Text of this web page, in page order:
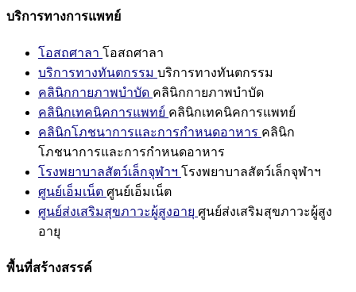
บริการทางการแพทย์
โอสถศาลา โอสถศาลา
บริการทางทันตกรรม บริการทางทันตกรรม
คลินิกกายภาพบำบัด คลินิกกายภาพบำบัด
คลินิกเทคนิคการแพทย์ คลินิกเทคนิคการแพทย์
คลินิกโภชนาการและการกำหนดอาหาร คลินิก
โภชนาการและการกำหนดอาหาร
โรงพยาบาลสัตว์เล็กจุฬาฯ โรงพยาบาลสัตว์เล็กจุฬาฯ
ศูนย์เอ็มเน็ต ศูนย์เอ็มเน็ต
ศูนย์ส่งเสริมสุขภาวะผู้สูงอายุ ศูนย์ส่งเสริมสุขภาวะผู้สูง
อายุ
พื้นที่สร้างสรรค์